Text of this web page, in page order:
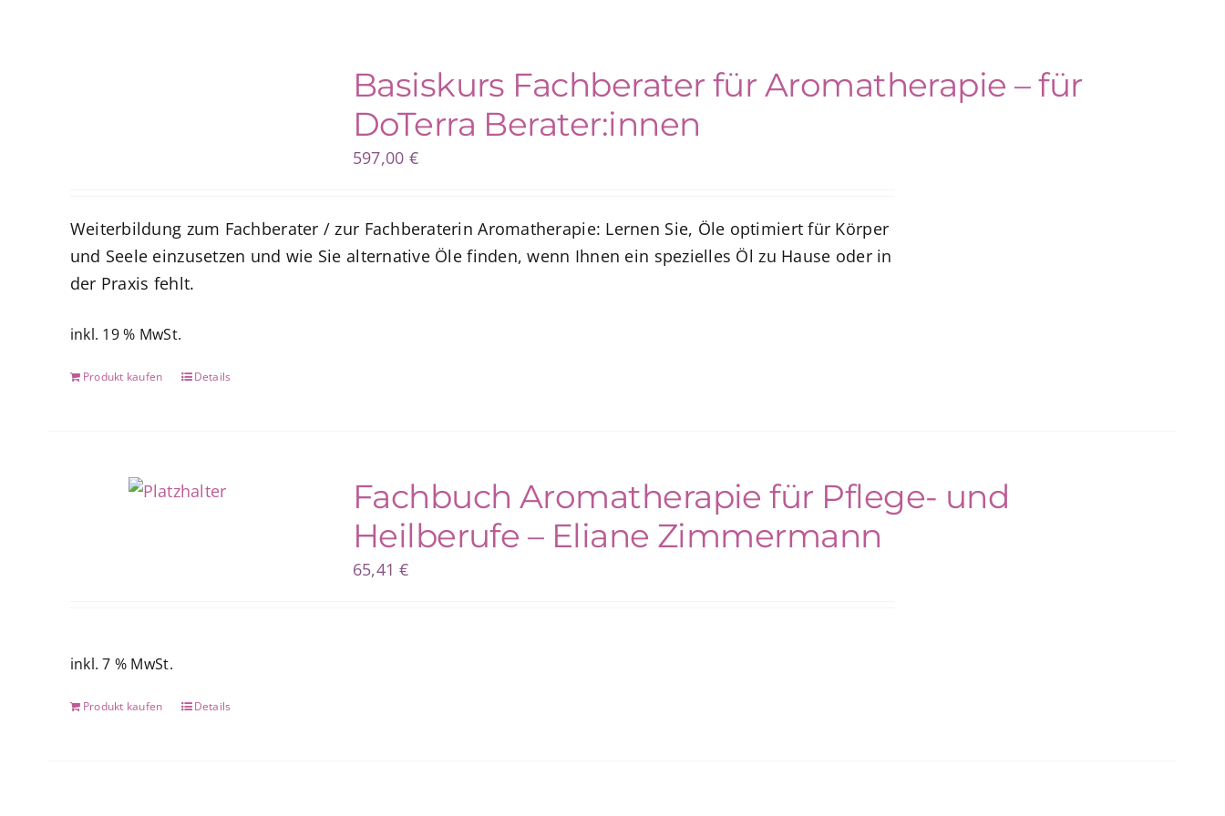
Basiskurs Fachberater für Aromatherapie – für
DoTerra Berater:innen
597,00 €
Weiterbildung zum Fachberater / zur Fachberaterin Aromatherapie: Lernen Sie, Öle optimiert für Körper
und Seele einzusetzen und wie Sie alternative Öle finden, wenn Ihnen ein spezielles Öl zu Hause oder in
der Praxis fehlt.
inkl. 19 % MwSt.
Produkt kaufen Details
Fachbuch Aromatherapie für Pflege- und
Heilberufe – Eliane Zimmermann
65,41€
inkl. 7 % MwSt.
Produkt kaufen Details